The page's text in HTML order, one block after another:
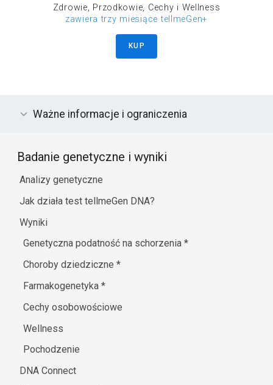
Zdrowie, Przodkowie, Cechy i Wellness
zawiera trzy miesiące tellmeGen+
KUP
Ważne informacje i ograniczenia
Badanie genetyczne i wyniki
Analizy genetyczne
Jak działa test tellmeGen DNA?
Wyniki
Genetyczna podatność na schorzenia*
Choroby dziedziczne*
Farmakogenetyka*
Cechy osobowościowe
Wellness
Pochodzenie
DNA Connect